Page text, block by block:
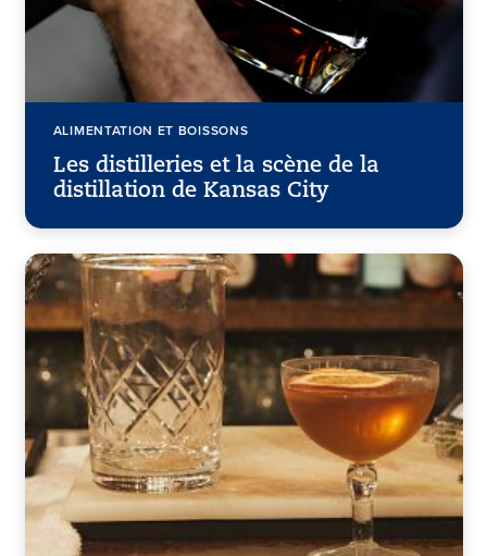
ALIMENTATION ET BOISSONS
Les distilleries et la scène de la
distillation de Kansas City